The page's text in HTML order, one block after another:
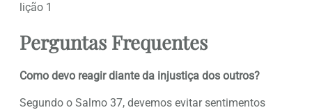
lição 1
Perguntas Frequentes
Como devo reagir diante da injustiça dos outros?
Segundo o Salmo 37, devemos evitar sentimentos